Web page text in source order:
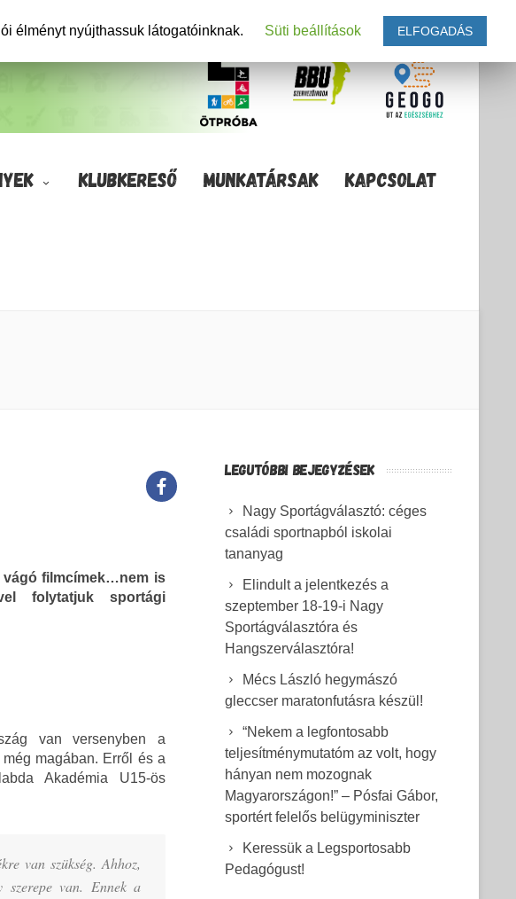
KLUBKERESŐ MUNKATÁRSAK KAPCSOLAT
vágó filmcímek…nem is
folytatjuk sportági
van versenyben a
magában. Erről és a
Akadémia U15-ös
van szükség. Ahhoz,
szerepe van. Ennek a
LEGUTÓBBI BEJEGYZÉSEK
Nagy Sportágválasztó: céges
családi sportnapból iskolai
tananyag
Elindult a jelentkezés a
szeptember 18-19-i Nagy
Sportágválasztóra és
Hangszerválasztóra!
Mécs László hegymászó
gleccser maratonfutásra készül!
“Nekem a legfontosabb
teljesítménymutatóm az volt, hogy
hányan nem mozognak
Magyarországon!” – Pósfai Gábor,
sportért felelős belügyminiszter
Keressük a Legsportosabb
Pedagógust!
élményt nyújthassuk látogatóinknak. Süti beállítások ELFOGADÁS